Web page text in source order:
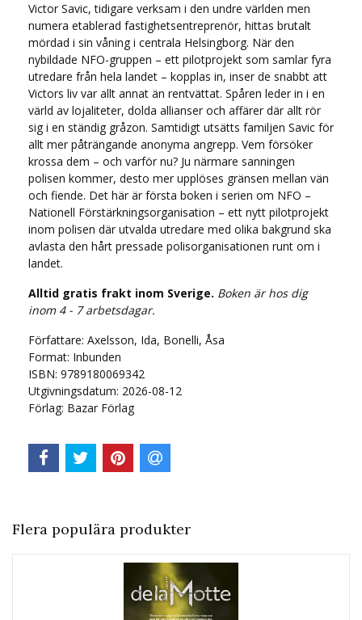
Victor Savic, tidigare verksam i den undre världen men
numera etablerad fastighetsentreprenör, hittas brutalt
mördad i sin våning i centrala Helsingborg. När den
nybildade NFO-gruppen – ett pilotprojekt som samlar fyra
utredare från hela landet – kopplas in, inser de snabbt att
Victors liv var allt annat än rentvättat. Spåren leder in i en
värld av lojaliteter, dolda allianser och affärer där allt rör
sig i en ständig gråzon. Samtidigt utsätts familjen Savic för
allt mer påträngande anonyma angrepp. Vem försöker
krossa dem – och varför nu? Ju närmare sanningen
polisen kommer, desto mer upplöses gränsen mellan vän
och fiende. Det här är första boken i serien om NFO –
Nationell Förstärkningsorganisation – ett nytt pilotprojekt
inom polisen där utvalda utredare med olika bakgrund ska
avlasta den hårt pressade polisorganisationen runt om i
landet.
Alltid gratis frakt inom Sverige. Boken är hos dig
inom 4 - 7 arbetsdagar.
Författare: Axelsson, Ida, Bonelli, Åsa
Format: Inbunden
ISBN: 9789180069342
Utgivningsdatum: 2026-08-12
Förlag: Bazar Förlag
Flera populära produkter